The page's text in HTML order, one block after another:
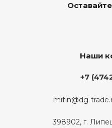
Наши
+7
mitin@dg-
398902, г.